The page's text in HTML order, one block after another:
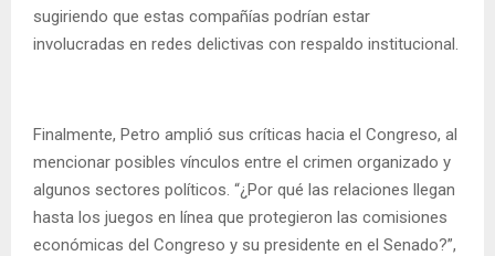
sugiriendo que estas compañías podrían estar
involucradas en redes delictivas con respaldo institucional.
Finalmente, Petro amplió sus críticas hacia el Congreso, al
mencionar posibles vínculos entre el crimen organizado y
algunos sectores políticos. “¿Por qué las relaciones llegan
hasta los juegos en línea que protegieron las comisiones
económicas del Congreso y su presidente en el Senado?”,